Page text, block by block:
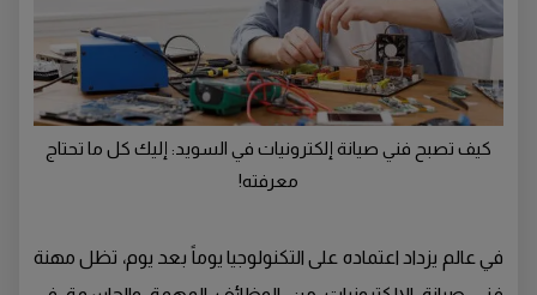
كيف تصبح فني صيانة إلكترونيات في السويد: إليك كل ما تحتاج
معرفته!
في عالم يزداد اعتماده على التكنولوجيا يوماً بعد يوم، تظل مهنة